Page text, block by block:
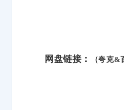
网盘链接： （夸克&